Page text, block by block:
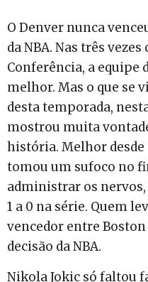
O Denver nunca
da NBA. Nas três
Conferência, a equipe
melhor. Mas o que se
desta temporada,
mostrou muita
história. Melhor desde
tomou um sufoco no
administrar os nervos,
1 a 0 na série. Quem
vencedor entre
decisão da NBA.
Nikola Jokic só faltou